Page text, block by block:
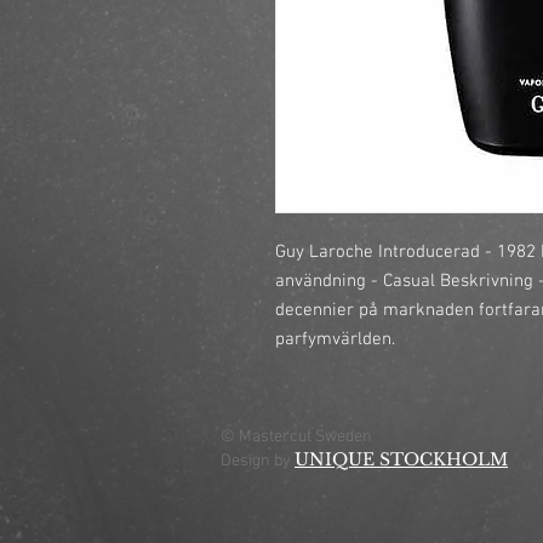
Guy Laroche Introducerad -
användning - Casual
decennier på marknaden
parfymvärlden.
© Mastercut Sweden
Design by UNIQUE STOCKHOLM